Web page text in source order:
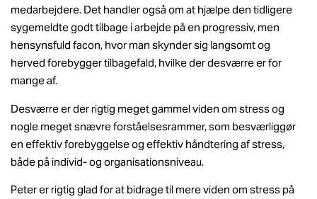
medarbejdere. Det handler også om at hjælpe den tidligere
sygemeldte godt tilbage i arbejde på en progressiv, men
hensynsfuld facon, hvor man skynder sig langsomt og
herved forebygger tilbagefald, hvilke der desværre er for
mange af.
Desværre er der rigtig meget gammel viden om stress og
nogle meget snævre forståelsesrammer, som besværliggør
en effektiv forebyggelse og effektiv håndtering af stress,
både på individ- og organisationsniveau.
Peter er rigtig glad for at bidrage til mere viden om stress på